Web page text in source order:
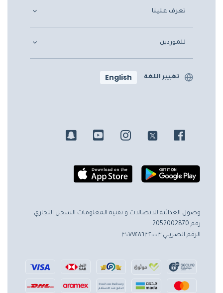
تعرف علينا
للموردين
تغيير اللغة English
وصول الغذائية للاتصالات و تقنية المعلومات السجل التجاري
رقم 2052002870
الرقم الضريبي ٣٠٠٧٧٤٨٦٣٢٠٠٠٠٣